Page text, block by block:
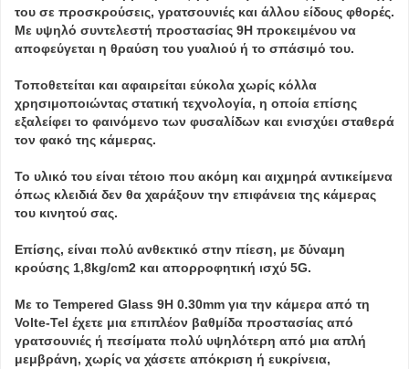
του σε προσκρούσεις, γρατσουνιές και άλλου είδους φθορές.
Με υψηλό συντελεστή προστασίας 9Η προκειμένου να
αποφεύγεται η θραύση του γυαλιού ή το σπάσιμό του.
Τοποθετείται και αφαιρείται εύκολα χωρίς κόλλα
χρησιμοποιώντας στατική τεχνολογία, η οποία επίσης
εξαλείφει το φαινόμενο των φυσαλίδων και ενισχύει σταθερά
τον φακό της κάμερας.
Το υλικό του είναι τέτοιο που ακόμη και αιχμηρά αντικείμενα
όπως κλειδιά δεν θα χαράξουν την επιφάνεια της κάμερας
του κινητού σας.
Επίσης, είναι πολύ ανθεκτικό στην πίεση, με δύναμη
κρούσης 1,8kg/cm2 και απορροφητική ισχύ 5G.
Με το Tempered Glass 9H 0.30mm για την κάμερα από τη
Volte-Tel έχετε μια επιπλέον βαθμίδα προστασίας από
γρατσουνιές ή πεσίματα πολύ υψηλότερη από μια απλή
μεμβράνη, χωρίς να χάσετε απόκριση ή ευκρίνεια,